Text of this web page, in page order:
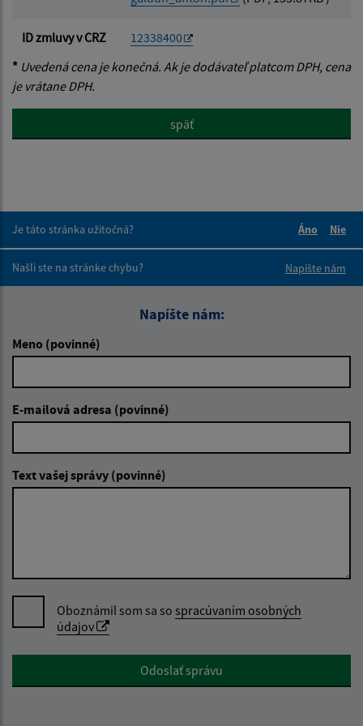
ID zmluvy v CRZ
12338400
* Uvedená cena je konečná. Ak je dodávateľ platcom DPH, cena
je vrátane DPH.
späť
Je táto stránka užitočná?
Áno
Nie
Našli ste na stránke chybu?
Napíšte nám
Napíšte nám:
Meno (povinné)
E-mailová adresa (povinné)
Text vašej správy (povinné)
Oboznámil som sa so spracúvaním osobných
údajov
Google reCaptcha ResponseOdoslať správu